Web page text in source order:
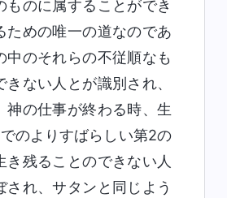
のに属することができ
ための唯一の道なのであ
のそれらの不従順なも
ない人とが識別され、
の仕事が終わる時、生
のよりすばらしい第2の
残ることのできない人
れ、サタンと同じよう